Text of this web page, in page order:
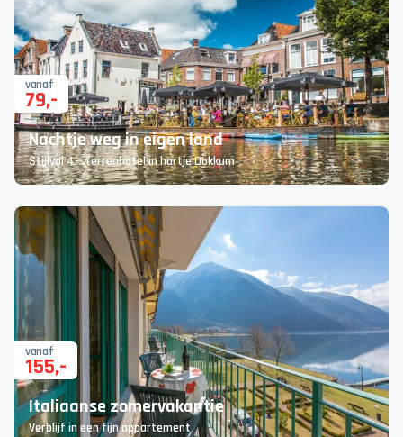
vanaf
79,-
Nachtje weg in eigen land
Stijlvol 4-sterrenhotel in hartje Dokkum
vanaf
155,-
Italiaanse zomervakantie
Verblijf in een fijn appartement